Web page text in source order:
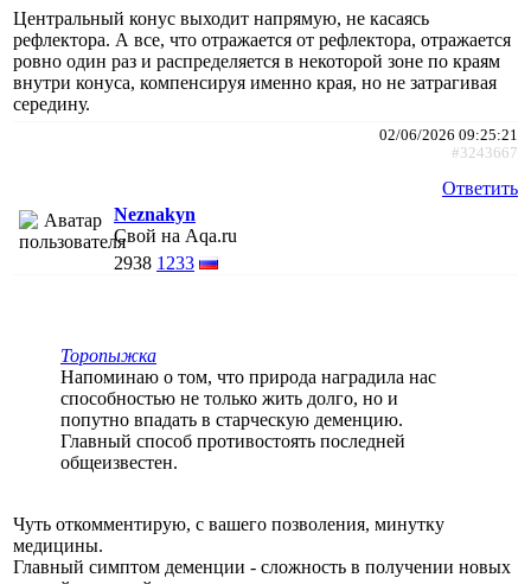
Центральный конус выходит напрямую, не касаясь
рефлектора. А все, что отражается от рефлектора, отражается
ровно один раз и распределяется в некоторой зоне по краям
внутри конуса, компенсируя именно края, но не затрагивая
середину.
02/06/2026 09:25:21
#3243667
Ответить
Neznakyn
Свой на Aqa.ru
2938 1233
Торопыжка
Напоминаю о том, что природа наградила нас
способностью не только жить долго, но и
попутно впадать в старческую деменцию.
Главный способ противостоять последней
общеизвестен.
Чуть откомментирую, с вашего позволения, минутку
медицины.
Главный симптом деменции - сложность в получении новых